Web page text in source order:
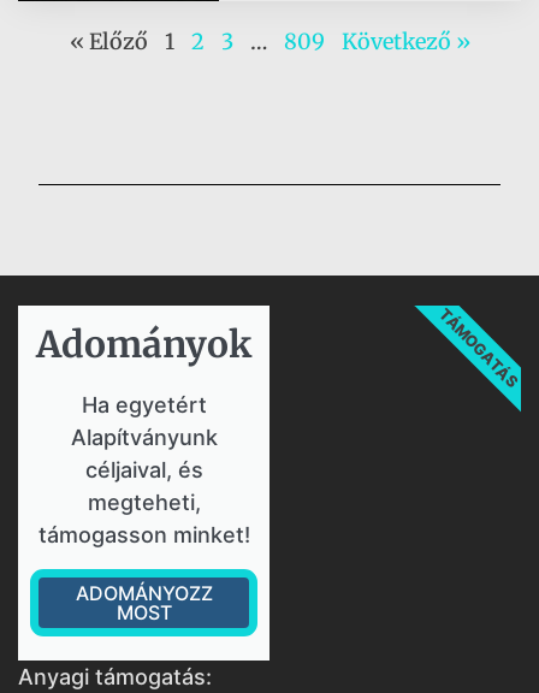
« Előző 1 2 3 … 809 Következő »
Adományok​
Ha egyetért
Alapítványunk
céljaival, és
megteheti,
támogasson minket!
ADOMÁNYOZZ
MOST
TÁMOGATÁS
Anyagi támogatás: